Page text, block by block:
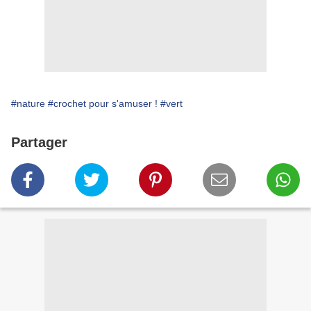
#nature #crochet pour s'amuser ! #vert
Partager